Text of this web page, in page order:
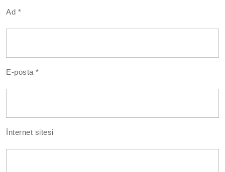
Ad *
E-posta*
İnternet sitesi